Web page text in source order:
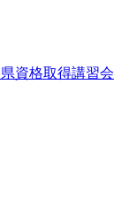
資格取得講習会